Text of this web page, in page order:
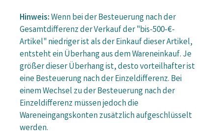
Hinweis:Wenn bei der Besteuerung nach der
Gesamtdifferenz der Verkauf der "bis-500-€-
Artikel" niedriger ist als der Einkauf dieser Artikel,
entsteht ein Überhang aus dem Wareneinkauf. Je
größer dieser Überhang ist, desto vorteilhafter ist
eine Besteuerung nach der Einzeldifferenz. Bei
einem Wechsel zu der Besteuerung nach der
Einzeldifferenz müssen jedoch die
Wareneingangskonten zusätzlich aufgeschlüsselt
werden.